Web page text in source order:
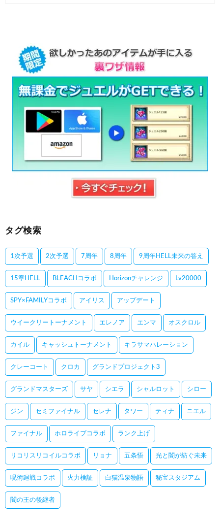
タグ検索
1次予選 2次予選 7周年 8周年 9周年HELL未来の答え
15章HELL BLEACHコラボ Horizonチャレンジ Lv20000
SPY×FAMILYコラボ アイリス アップデート
ウイークリートーナメント エレノア エンマ オスクロル
カイル キャッシュトーナメント キラサマハレーション
クレーコート クロカ グランドプロジェクト3
グランドマスターズ サヤ シエラ シャルロット シロー
ジン セミファイナル セレナ タワー ティナ ニエル
ファイナル ホロライブコラボ ランク上げ
リコリスリコイルコラボ リョナ 五条悟 光と闇が紡ぐ未来
呪術廻戦コラボ 火力検証 白猫温泉物語 秘宝スタジアム
闇の王の後継者